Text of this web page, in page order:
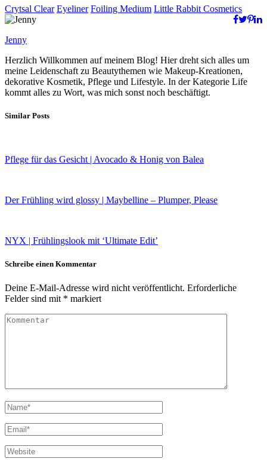
Crytsal Clear Eyeliner Foiling Medium Little Rabbit Cosmetics
Jenny
Herzlich Willkommen auf meinem Blog! Hier dreht sich alles um
meine Leidenschaft zu Beautythemen wie Makeup-Kreationen,
dekorative Kosmetik, Pflege und Lifestyle. In der Kategorie Life
kommt alles zu Wort, was mich sonst noch beschäftigt.
Similar Posts
Pflege für das Gesicht | Avocado & Honig von Balea
Der Frühling wird glossy | Maybelline – Plumper, Please
NYX | Frühlingslook mit ‘Ultimate Edit’
Schreibe einen Kommentar
Deine E-Mail-Adresse wird nicht veröffentlicht. Erforderliche
Felder sind mit * markiert